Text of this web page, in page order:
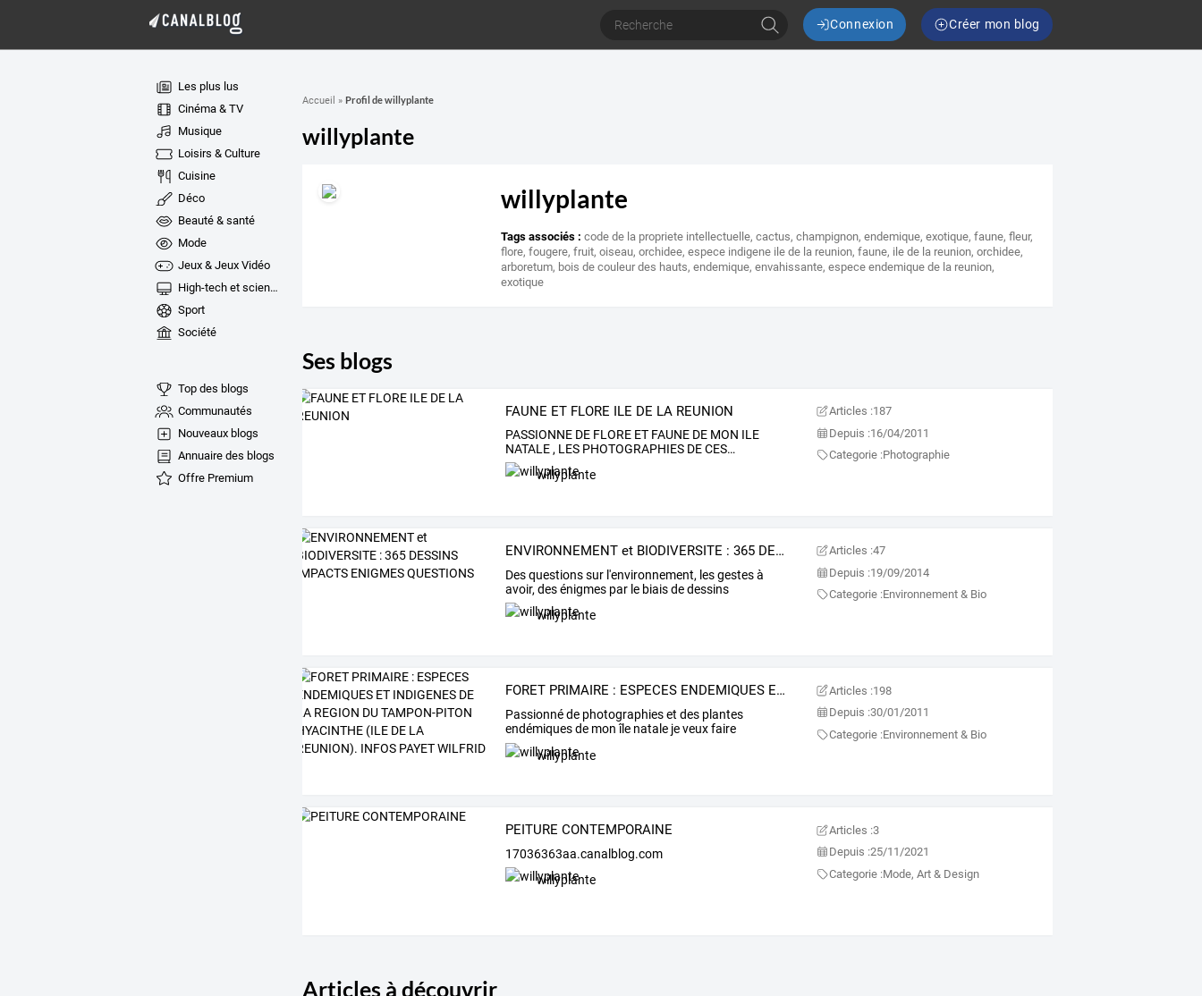
Connexion Créer mon blog
Les plus lus
Cinéma & TV
Musique
Loisirs & Culture
Cuisine
Déco
Beauté & santé
Mode
Jeux & Jeux Vidéo
High-tech et sciences
Sport
Société
Top des blogs
Communautés
Nouveaux blogs
Annuaire des blogs
Offre Premium
Accueil » Profil de willyplante
willyplante
willyplante
Tags associés : code de la propriete intellectuelle,cactus,champignon,endemique,exotique,faune,fleur,
flore,fougere,fruit,oiseau,orchidee,espece indigene ile de la reunion,faune, ile de la reunion,orchidee,
arboretum, bois de couleur des hauts,endemique,envahissante,espece endemique de la reunion,
exotique
Ses blogs
FAUNE ET FLORE ILE DE LA REUNION
PASSIONNEDEFLOREETFAUNEDEMON ILE
NATALE,LESPHOTOGRAPHIESDECES…
willyplante
Articles :187
Depuis :16/04/2011
Categorie :Photographie
ENVIRONNEMENT et BIODIVERSITE : 365 DESSINS IMPACTS ENIGMES QUESTIONS
Des questions sur l'environnement, les gestes à
avoir, des énigmes par le biais de dessins
willyplante
Articles :47
Depuis :19/09/2014
Categorie :Environnement & Bio
FORET PRIMAIRE : ESPECES ENDEMIQUES ET INDIGENES DE LA REGION DU TAMPON-PITON HYACINTHE (ILE DE LA REUNION). INFOS PAYET WILFRID
Passionnédephotographieset desplantes
endémiquesdemon îlenatalejeveuxfaire
partager
willyplante
Articles :198
Depuis :30/01/2011
Categorie :Environnement & Bio
PEITURE CONTEMPORAINE
17036363aa.canalblog.com
willyplante
Articles :3
Depuis :25/11/2021
Categorie :Mode, Art & Design
Articles à découvrir